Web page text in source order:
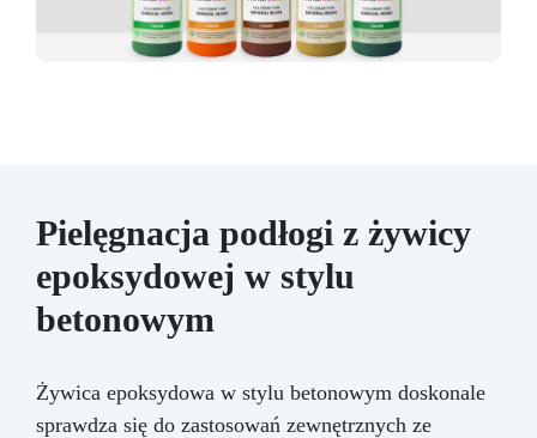
Pielęgnacja podłogi z żywicy
epoksydowej w stylu
betonowym
Żywica epoksydowa w stylu betonowym doskonale
sprawdza się do zastosowań zewnętrznych ze